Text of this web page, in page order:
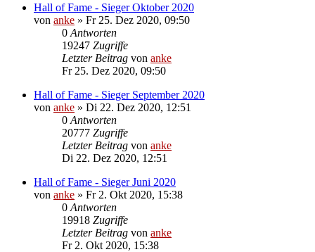
Hall of Fame - Sieger Oktober 2020
von anke » Fr 25. Dez 2020, 09:50
0 Antworten
19247 Zugriffe
Letzter Beitrag von anke
Fr 25. Dez 2020, 09:50
Hall of Fame - Sieger September 2020
von anke » Di 22. Dez 2020, 12:51
0 Antworten
20777 Zugriffe
Letzter Beitrag von anke
Di 22. Dez 2020, 12:51
Hall of Fame - Sieger Juni 2020
von anke » Fr 2. Okt 2020, 15:38
0 Antworten
19918 Zugriffe
Letzter Beitrag von anke
Fr 2. Okt 2020, 15:38